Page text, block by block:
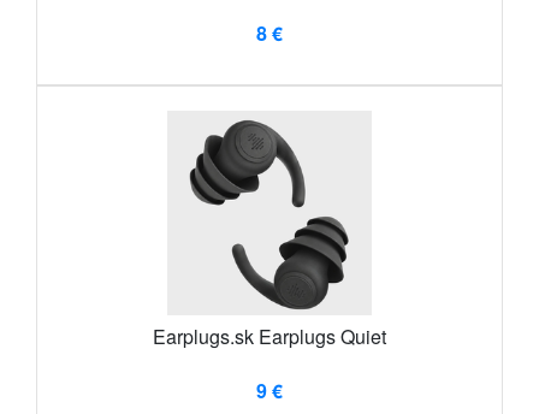
8 €
Earplugs.sk Earplugs Quiet
9 €